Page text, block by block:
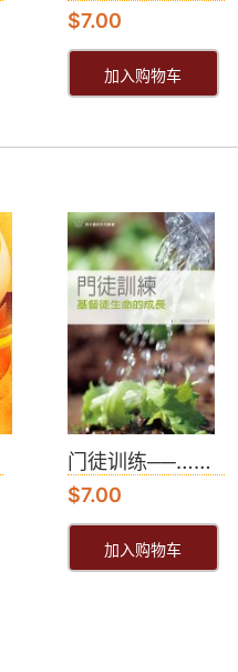
$7.00
加入购物车
门徒训练──……
$7.00
加入购物车